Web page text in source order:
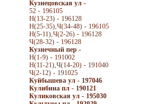
Кузнецовская ул -
52 - 196105
Н(13-23) - 196128
Н(25-35),Ч(34-48) - 196105
Н(5-11),Ч(2-26) - 196128
Ч(28-32) - 196128
Кузнечный пер -
Н(1-9) - 191002
Н(11-21),Ч(14-20) - 191040
Ч(2-12) - 191025
Куйбышева ул - 197046
Кулибина пл - 190121
Куликовская ул - 195030